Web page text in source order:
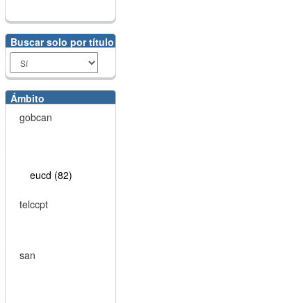
Buscar solo por título
Ámbito
gobcan
eucd (82)
telccpt
san